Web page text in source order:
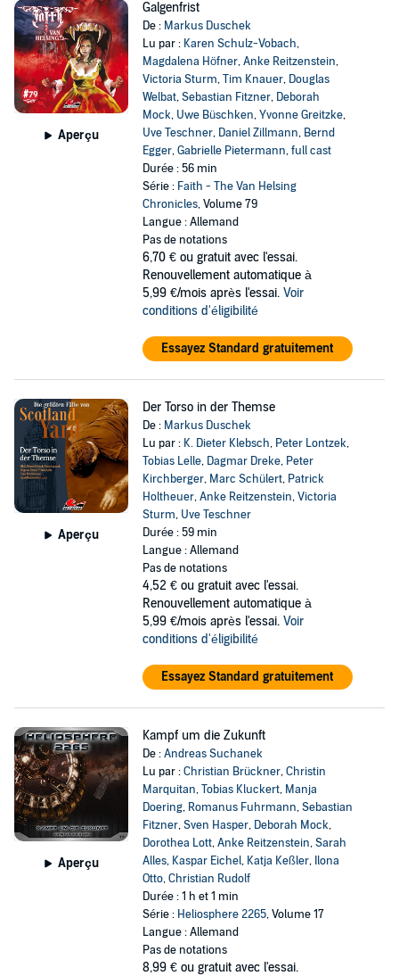
Aperçu
Galgenfrist
De : Markus Duschek
Lu par : Karen Schulz-Vobach,
Magdalena Höfner,Anke Reitzenstein,
Victoria Sturm,Tim Knauer, Douglas
Welbat,Sebastian Fitzner, Deborah
Mock, Uwe Büschken,Yvonne Greitzke,
Uve Teschner, Daniel Zillmann, Bernd
Egger,Gabrielle Pietermann,full cast
Durée : 56 min
Série : Faith - The Van Helsing
Chronicles, Volume 79
Langue : Allemand
Pas de notations
6,70 € ou gratuit avec l'essai.
Renouvellement automatique à
5,99 €/mois après l'essai. Voir
conditions d'éligibilité
Essayez Standard gratuitement
Aperçu
Der Torso in der Themse
De : Markus Duschek
Lu par : K. Dieter Klebsch, Peter Lontzek,
Tobias Lelle, Dagmar Dreke, Peter
Kirchberger, Marc Schülert, Patrick
Holtheuer,Anke Reitzenstein,Victoria
Sturm, Uve Teschner
Durée : 59 min
Langue : Allemand
Pas de notations
4,52 € ou gratuit avec l'essai.
Renouvellement automatique à
5,99 €/mois après l'essai. Voir
conditions d'éligibilité
Essayez Standard gratuitement
Aperçu
Kampf um die Zukunft
De :Andreas Suchanek
Lu par :Christian Brückner,Christin
Marquitan,Tobias Kluckert, Manja
Doering, Romanus Fuhrmann,Sebastian
Fitzner,Sven Hasper, Deborah Mock,
Dorothea Lott,Anke Reitzenstein,Sarah
Alles, Kaspar Eichel, Katja Keßler, Ilona
Otto,Christian Rudolf
Durée : 1 h et 1 min
Série : Heliosphere 2265, Volume 17
Langue : Allemand
Pas de notations
8,99 € ou gratuit avec l'essai.